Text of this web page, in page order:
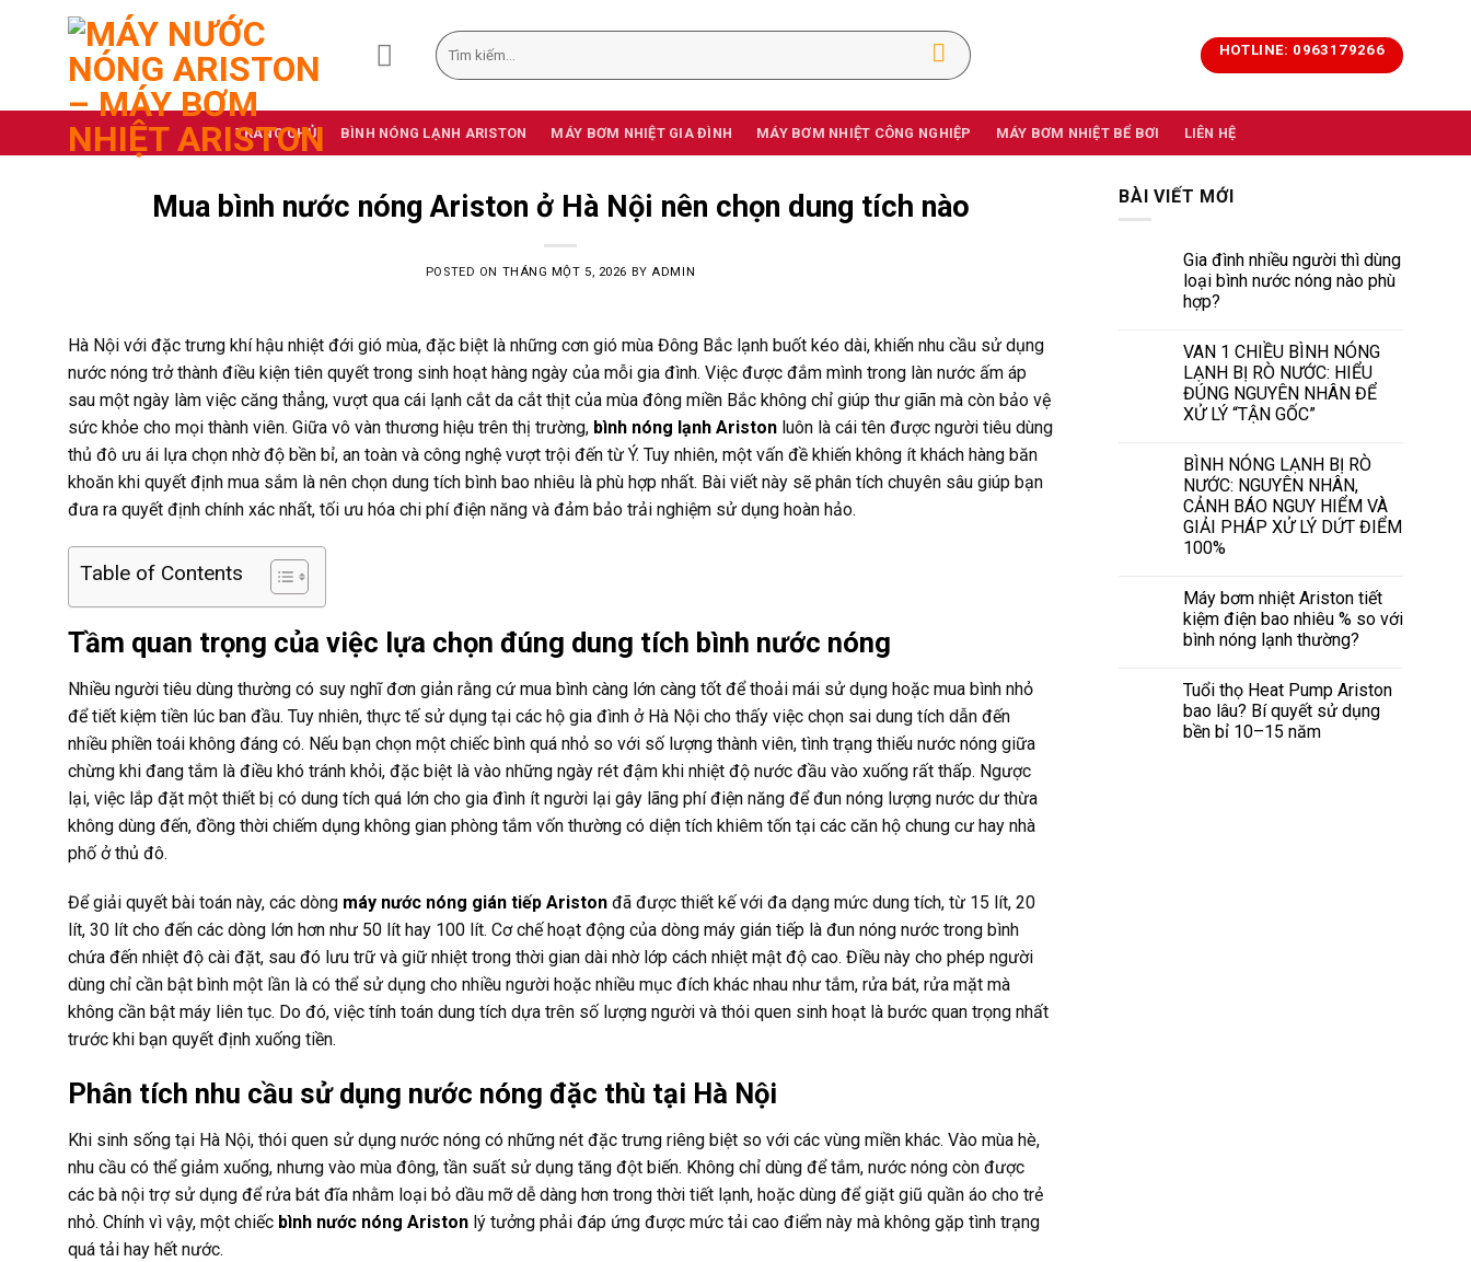
Tìm
kiếm:
HOTLINE: 0963179266
TRANG CHỦ BÌNH NÓNG LẠNH ARISTON MÁY BƠM NHIỆT GIA ĐÌNH MÁY BƠM NHIỆT CÔNG NGHIỆP MÁY BƠM NHIỆT BỂ BƠI LIÊN HỆ
Mua bình nước nóng Ariston ở Hà Nội nên chọn dung tích nào
POSTED ON THÁNG MỘT 5, 2026 BYADMIN
Hà Nội với đặc trưng khí hậu nhiệt đới gió mùa, đặc biệt là những cơn gió mùa Đông Bắc lạnh buốt kéo dài, khiến nhu cầu sử dụng
nước nóng trở thành điều kiện tiên quyết trong sinh hoạt hàng ngày của mỗi gia đình. Việc được đắm mình trong làn nước ấm áp
sau một ngày làm việc căng thẳng, vượt qua cái lạnh cắt da cắt thịt của mùa đông miền Bắc không chỉ giúp thư giãn mà còn bảo vệ
sức khỏe cho mọi thành viên. Giữa vô vàn thương hiệu trên thị trường, bình nóng lạnh Ariston luôn là cái tên được người tiêu dùng
thủ đô ưu ái lựa chọn nhờ độ bền bỉ, an toàn và công nghệ vượt trội đến từ Ý. Tuy nhiên, một vấn đề khiến không ít khách hàng băn
khoăn khi quyết định mua sắm là nên chọn dung tích bình bao nhiêu là phù hợp nhất. Bài viết này sẽ phân tích chuyên sâu giúp bạn
đưa ra quyết định chính xác nhất, tối ưu hóa chi phí điện năng và đảm bảo trải nghiệm sử dụng hoàn hảo.
Table of Contents
Tầm quan trọng của việc lựa chọn đúng dung tích bình nước nóng
Nhiều người tiêu dùng thường có suy nghĩ đơn giản rằng cứ mua bình càng lớn càng tốt để thoải mái sử dụng hoặc mua bình nhỏ
để tiết kiệm tiền lúc ban đầu. Tuy nhiên, thực tế sử dụng tại các hộ gia đình ở Hà Nội cho thấy việc chọn sai dung tích dẫn đến
nhiều phiền toái không đáng có. Nếu bạn chọn một chiếc bình quá nhỏ so với số lượng thành viên, tình trạng thiếu nước nóng giữa
chừng khi đang tắm là điều khó tránh khỏi, đặc biệt là vào những ngày rét đậm khi nhiệt độ nước đầu vào xuống rất thấp. Ngược
lại, việc lắp đặt một thiết bị có dung tích quá lớn cho gia đình ít người lại gây lãng phí điện năng để đun nóng lượng nước dư thừa
không dùng đến, đồng thời chiếm dụng không gian phòng tắm vốn thường có diện tích khiêm tốn tại các căn hộ chung cư hay nhà
phố ở thủ đô.
Để giải quyết bài toán này, các dòng máy nước nóng gián tiếp Ariston đã được thiết kế với đa dạng mức dung tích, từ 15 lít, 20
lít, 30 lít cho đến các dòng lớn hơn như 50 lít hay 100 lít. Cơ chế hoạt động của dòng máy gián tiếp là đun nóng nước trong bình
chứa đến nhiệt độ cài đặt, sau đó lưu trữ và giữ nhiệt trong thời gian dài nhờ lớp cách nhiệt mật độ cao. Điều này cho phép người
dùng chỉ cần bật bình một lần là có thể sử dụng cho nhiều người hoặc nhiều mục đích khác nhau như tắm, rửa bát, rửa mặt mà
không cần bật máy liên tục. Do đó, việc tính toán dung tích dựa trên số lượng người và thói quen sinh hoạt là bước quan trọng nhất
trước khi bạn quyết định xuống tiền.
Phân tích nhu cầu sử dụng nước nóng đặc thù tại Hà Nội
Khi sinh sống tại Hà Nội, thói quen sử dụng nước nóng có những nét đặc trưng riêng biệt so với các vùng miền khác. Vào mùa hè,
nhu cầu có thể giảm xuống, nhưng vào mùa đông, tần suất sử dụng tăng đột biến. Không chỉ dùng để tắm, nước nóng còn được
các bà nội trợ sử dụng để rửa bát đĩa nhằm loại bỏ dầu mỡ dễ dàng hơn trong thời tiết lạnh, hoặc dùng để giặt giũ quần áo cho trẻ
nhỏ. Chính vì vậy, một chiếc bình nước nóng Ariston lý tưởng phải đáp ứng được mức tải cao điểm này mà không gặp tình trạng
quá tải hay hết nước.
BÀI VIẾT MỚI
Gia đình nhiều người thì dùng
loại bình nước nóng nào phù
hợp?
VAN 1 CHIỀU BÌNH NÓNG
LẠNH BỊ RÒ NƯỚC: HIỂU
ĐÚNG NGUYÊN NHÂN ĐỂ
XỬ LÝ “TẬN GỐC”
BÌNH NÓNG LẠNH BỊ RÒ
NƯỚC: NGUYÊN NHÂN,
CẢNH BÁO NGUY HIỂM VÀ
GIẢI PHÁP XỬ LÝ DỨT ĐIỂM
100%
Máy bơm nhiệt Ariston tiết
kiệm điện bao nhiêu % so với
bình nóng lạnh thường?
Tuổi thọ Heat Pump Ariston
bao lâu? Bí quyết sử dụng
bền bỉ 10–15 năm